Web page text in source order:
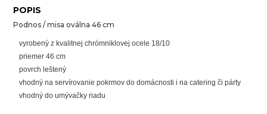
POPIS
Podnos / misa oválna 46 cm
vyrobený z kvalitnej chrómniklovej ocele 18/10
priemer 46 cm
povrch leštený
vhodný na servírovanie pokrmov do domácnosti i na catering či párty
vhodný do umývačky riadu